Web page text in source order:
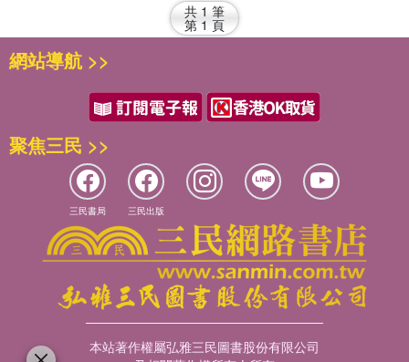
共 1 筆
第 1 頁
網站導航 >>
聚焦三民 >>
三民書局 三民出版
本站著作權屬弘雅三民圖書股份有限公司